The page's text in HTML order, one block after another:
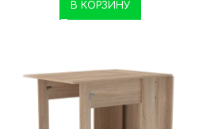
В КОРЗИНУ